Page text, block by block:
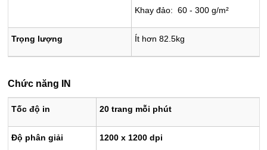
Khay đảo: 60 - 300 g/m²
Trọng lượng Ít hơn 82.5kg
Chức năng IN
Tốc độ in 20 trang mỗi phút
Độ phân giải 1200 x 1200 dpi